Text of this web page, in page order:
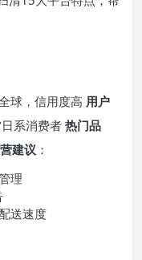
球，信用度高 用户
系消费者 热门品
建议 ：
理
送速度